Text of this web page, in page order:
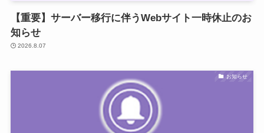
【重要】サーバー移行に伴うWebサイト一時休止のお
知らせ
2026.8.07
お知らせ